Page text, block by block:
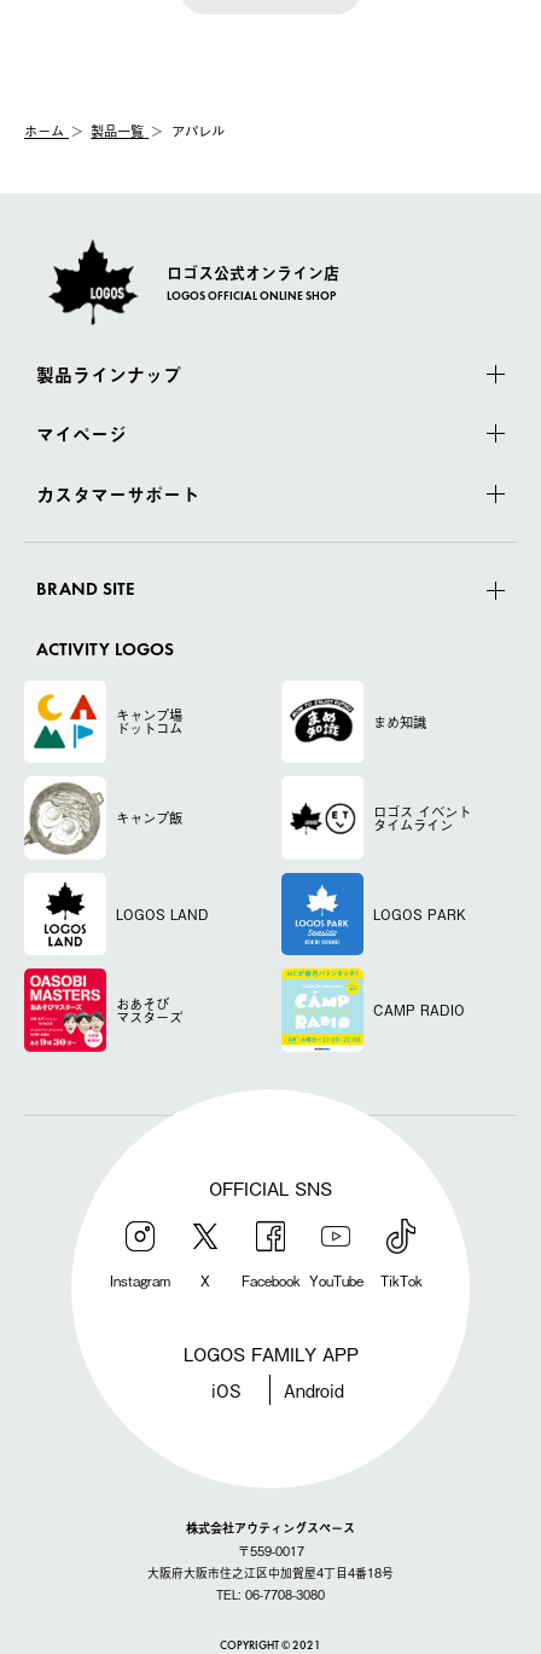
【配送業者】
佐川急便にて配送されます。
一度お手元の商品を返品いただき、ご希望商品を再注文してくだ
ホーム 製品一覧 アパレル
ロゴス公式オンライン店
LOGOS OFFICIAL ONLINE SHOP
製品ラインナップ
マイページ
カスタマーサポート
BRAND SITE
ACTIVITY LOGOS
キャンプ場
ドットコム まめ知識
キャンプ飯 ロゴス イベント
タイムライン
LOGOS LAND LOGOS PARK
おあそび
マスターズ CAMP RADIO
OFFICIAL SNS
Instagram X Facebook YouTube TikTok
LOGOS FAMILY APP
iOS Android
株式会社アウティングスペース
〒559-0017
大阪府大阪市住之江区中加賀屋4丁目4番18号
TEL: 06-7708-3080
COPYRIGHT © 2021